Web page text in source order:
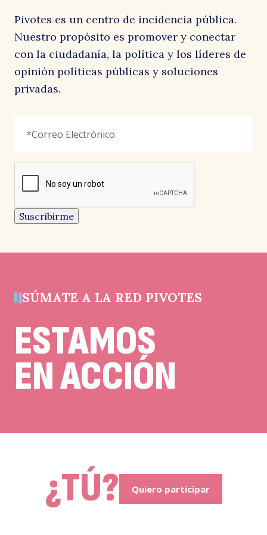
señala
campo
un
campo
de
debe
Electrónico *
reCAPTCHA
Suscribirme
Pivotes es un centro de incidencia pública.
Nuestro propósito es promover y conectar
con la ciudadanía, la política y los líderes de
opinión políticas públicas y soluciones
privadas.
SÚMATE A LA RED PIVOTES
ESTAMOS
EN ACCIÓN
¿TÚ? Quiero participar